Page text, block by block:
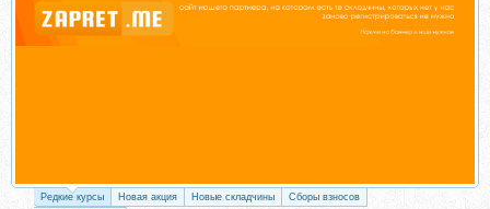
Редкие курсы Новая акция Новые складчины
Сборы взносов